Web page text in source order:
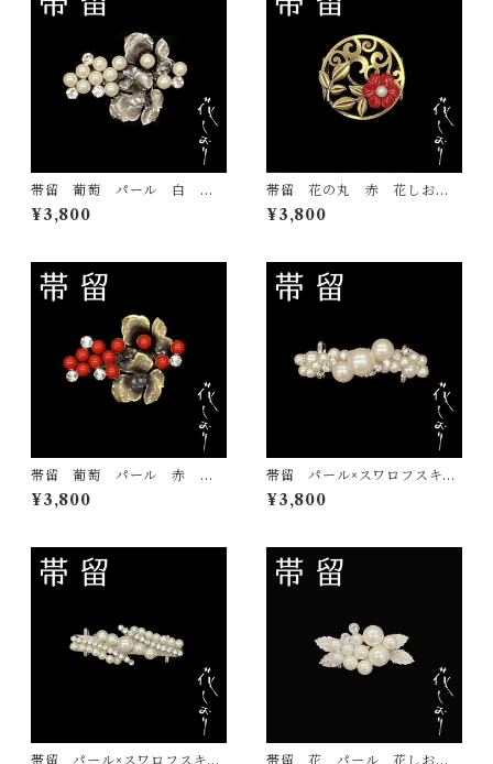
帯留 葡萄 パール 白 花
しおり 大原商店 帯飾り
日本製 和装小物
¥3,800
帯留 花の丸 赤 花しお
り 大原商店 帯飾り 日本
製 和装小物
¥3,800
帯留 葡萄 パール 赤 花
しおり 大原商店 帯飾り
日本製 和装小物
¥3,800
帯留 パール×スワロフスキ
ー 白 花しおり 大原商
店 帯飾り 日本製 和装小
¥3,800
帯留 パール×スワロフスキ
帯留 花 パール 花しお